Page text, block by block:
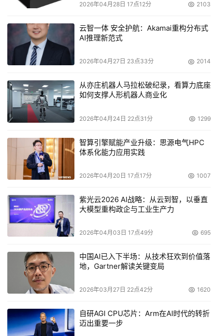
2026年04月28日 17点12分 2103
云智一体 安全护航：Akamai重构分布式
AI推理新范式
2026年04月27日 23点33分 2014
从亦庄机器人马拉松破纪录，看算力底座
如何支撑人形机器人商业化
2026年04月24日 22点31分 1299
智算引擎赋能产业升级：思源电气HPC
体系化能力应用实践
2026年04月20日 17点17分 1007
紫光云2026 AI战略：从云到智，以垂直
大模型重构政企与工业生产力
2026年04月03日 17点49分 695
中国AI已入下半场：从技术狂欢到价值落
地，Gartner解读关键变局
2026年03月27日 22点42分 1620
自研AGI CPU芯片：Arm在AI时代的转折
迈出重要一步